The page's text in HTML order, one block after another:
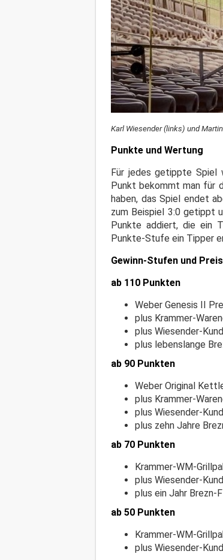
Karl Wiesender (links) und
Punkte und Wertung
Für jedes getippte Spiel
Punkt bekommt man für
haben, das Spiel endet
zum Beispiel 3:0 getippt
Punkte addiert, die ein
Punkte-Stufe ein Tipper
Gewinn-Stufen und
ab 110 Punkten
Weber Genesis II
plus Krammer-
plus Wiesender-
plus lebenslange
ab 90 Punkten
Weber Original
plus Krammer-
plus Wiesender-
plus zehn Jahre
ab 70 Punkten
Krammer-WM-
plus Wiesender-
plus ein Jahr Brezn-
ab 50 Punkten
Krammer-WM-
plus Wiesender-